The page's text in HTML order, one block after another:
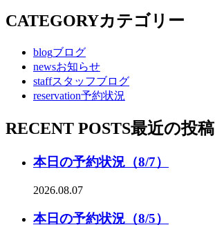
CATEGORYカテゴリー
blogブログ
newsお知らせ
staffスタッフブログ
reservation予約状況
RECENT POSTS最近の投稿
本日の予約状況（8/7）
2026.08.07
本日の予約状況（8/5）